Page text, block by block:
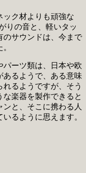
ック材よりも頑強な
りの音と、軽いタッ
のサウンドは、今まで
パーツ類は、日本や欧
るようで、ある意味
るようですが、そう
楽器を製作できると
と、そこに携わる人
るように思えます。